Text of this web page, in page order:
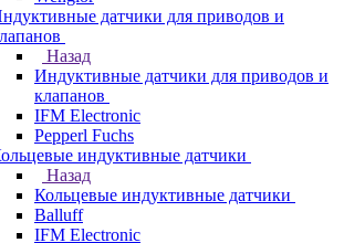
датчики для приводов и
Назад
Индуктивные датчики для приводов и
клапанов
IFM Electronic
Pepperl Fuchs
индуктивные датчики
Назад
Кольцевые индуктивные датчики
Balluff
IFM Electronic